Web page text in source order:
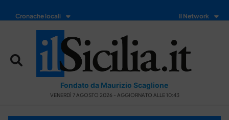
Cronache locali Il Network
Fondato da Maurizio Scaglione
VENERDÌ 7 AGOSTO 2026 - AGGIORNATO ALLE 10:43